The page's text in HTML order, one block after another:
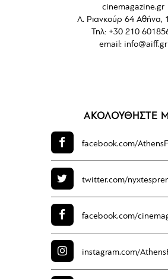
cinemagazine.gr
Λ. Ριανκούρ 64 Αθήνα,
Τηλ: +30 210
email: info@aiff.gr
ΑΚΟΛΟΥΘΗΣΤΕ
facebook.com/
twitter.com/
facebook.com/
instagram.com/